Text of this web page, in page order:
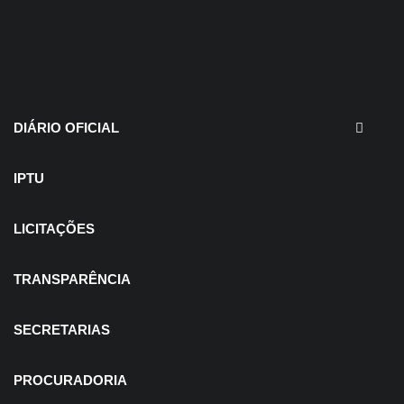
Processo Seletivo
DIÁRIO OFICIAL
IPTU
LICITAÇÕES
TRANSPARÊNCIA
SECRETARIAS
PROCURADORIA